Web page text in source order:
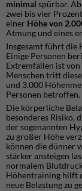
minimal spürbar.
zwei bis vier
einer Höhe von
Atmung und eines
Insgesamt führt die
Einige Personen
Extremfällen ist
Menschen tritt
und 3.000
Personen betroffen.
Die körperliche
besonderes Risiko,
der sogenannten
zu großer Höhe
können die dünner
stärker ansteigen
normalem
Höhentraining hilft
neue Belastung zu